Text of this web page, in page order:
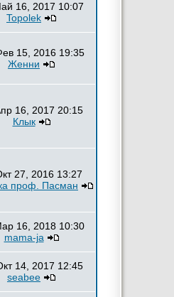
16, 2017 10:07
Topolek
15, 2016 19:35
Женни
16, 2017 20:15
Клык
27, 2016 13:27
проф. Пасман
16, 2018 10:30
mama-ja
14, 2017 12:45
seabee